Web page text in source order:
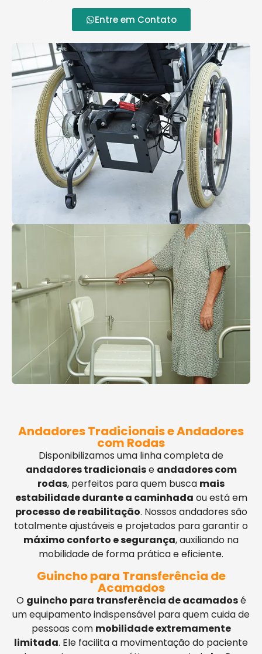
Entre em Contato
Andadores Tradicionais e Andadores
com Rodas
Disponibilizamos uma linha completa de
andadores tradicionaise andadores com
rodas, perfeitos para quem busca mais
estabilidade durante a caminhada ou está em
processo de reabilitação. Nossos andadores são
totalmente ajustáveis e projetados para garantir o
máximo conforto e segurança, auxiliando na
mobilidade de forma prática e eficiente.
Guincho para Transferência de
Acamados
O guincho para transferência de acamadosé
um equipamento indispensável para quem cuida de
pessoas com mobilidade extremamente
limitada. Ele facilita a movimentação do paciente